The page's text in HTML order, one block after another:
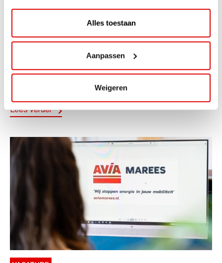
Alles toestaan
Aanpassen
Weigeren
ViaAVIA Super Deal: 20% korting bij
ViaAVIA Super Deal: €25 korting bij ViaLuxury Hotels
Lees verder